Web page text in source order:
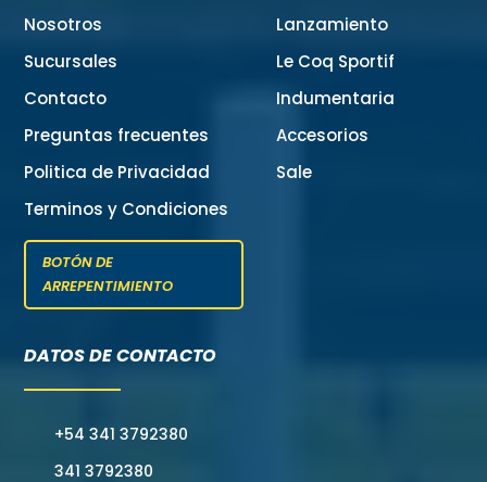
Nosotros
Sucursales
Contacto
Preguntas frecuentes
Politica de Privacidad
Terminos y Condiciones
BOTÓN DE
ARREPENTIMIENTO
Lanzamiento
Le Coq Sportif
Indumentaria
Accesorios
Sale
DATOS DE CONTACTO
+54 341 3792380
341 3792380